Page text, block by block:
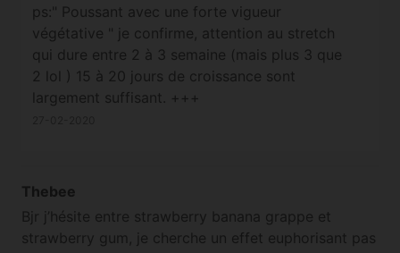
ps:" Poussant avec une forte vigueur
végétative " je confirme, attention au stretch
qui dure entre 2 à 3 semaine (mais plus 3 que
2 lol ) 15 à 20 jours de croissance sont
largement suffisant. +++
Thebee
Bjr j’hésite entre strawberry banana grappe et
strawberry gum, je cherche un effet euphorisant pas